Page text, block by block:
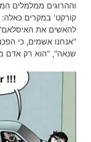
וההרוגים ממלמלים
קורקט' במקרים כאלה:
להאשים את
"אנחנו אשמים, כי
שנאה", "הוא רק אדם